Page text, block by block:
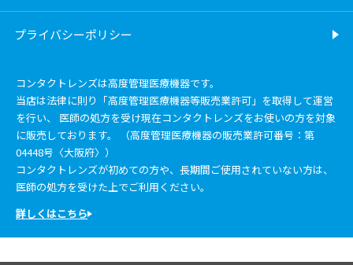
プライバシーポリシー
コンタクトレンズは高度管理医療機器です。
当店は法律に則り「高度管理医療機器等販売業許可」を取得して運営
を行い、 医師の処方を受け現在コンタクトレンズをお使いの方を対象
に販売しております。 （高度管理医療機器の販売業許可番号：第
04448号〈大阪府〉）
コンタクトレンズが初めての方や、長期間ご使用されていない方は、
医師の処方を受けた上でご利用ください。
詳しくはこちら